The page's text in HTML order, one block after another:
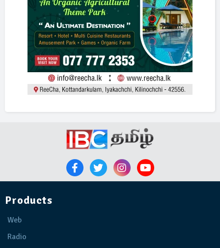
Products
Web
Radio